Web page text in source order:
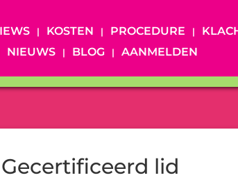
KOSTEN PROCEDURE
NIEUWS BLOG AANMELDEN
Gecertificeerd lid